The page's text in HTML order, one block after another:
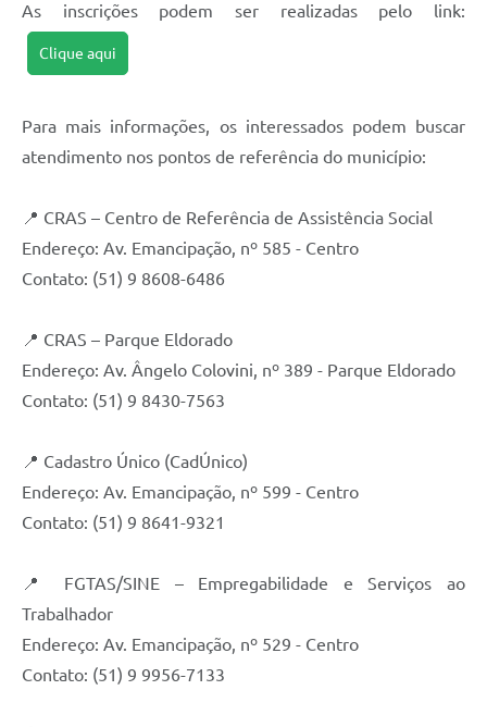
As inscrições podem ser realizadas pelo link:
Clique aqui
Para mais informações, os interessados podem buscar
atendimento nos pontos de referência do município:
📍 CRAS – Centro de Referência de Assistência Social
Endereço: Av. Emancipação, nº 585 - Centro
Contato: (51) 9 8608-6486
📍 CRAS – Parque Eldorado
Endereço: Av. Ângelo Colovini, nº 389 - Parque Eldorado
Contato: (51) 9 8430-7563
📍 Cadastro Único (CadÚnico)
Endereço: Av. Emancipação, nº 599 - Centro
Contato: (51) 9 8641-9321
📍 FGTAS/SINE – Empregabilidade e Serviços ao
Trabalhador
Endereço: Av. Emancipação, nº 529 - Centro
Contato: (51) 9 9956-7133